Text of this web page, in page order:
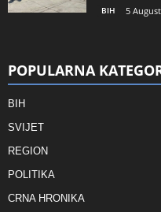
BIH 5
POPULARNA
BIH
SVIJET
REGION
POLITIKA
CRNA HRONIKA